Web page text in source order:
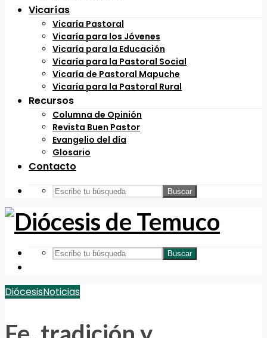
Vicarías
Vicaría Pastoral
Vicaría para los Jóvenes
Vicaría para la Educación
Vicaría para la Pastoral Social
Vicaría de Pastoral Mapuche
Vicaría para la Pastoral Rural
Recursos
Columna de Opinión
Revista Buen Pastor
Evangelio del día
Glosario
Contacto
Buscar
Buscar
DiócesisNoticias